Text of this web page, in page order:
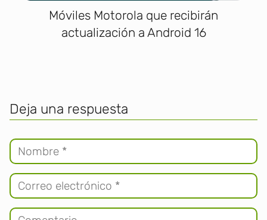
Móviles Motorola que recibirán
actualización a Android 16
Deja una respuesta